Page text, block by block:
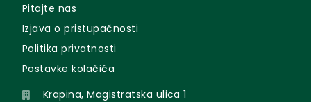
Pitajte nas
Izjava o pristupačnosti
Politika privatnosti
Postavke kolačića
Krapina, Magistratska ulica 1